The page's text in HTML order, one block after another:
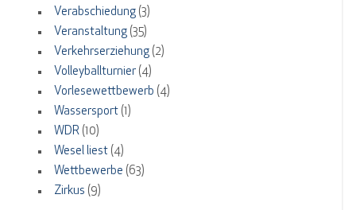
Verabschiedung(3)
Veranstaltung(35)
Verkehrserziehung(2)
Volleyballturnier(4)
Vorlesewettbewerb (4)
Wassersport(1)
WDR(10)
Wesel liest(4)
Wettbewerbe (63)
Zirkus (9)